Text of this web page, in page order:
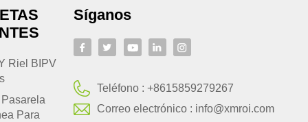
Riel BIPV
Para
Síganos
Teléfono :+8615859279267
Correo electrónico : info@xmroi.com